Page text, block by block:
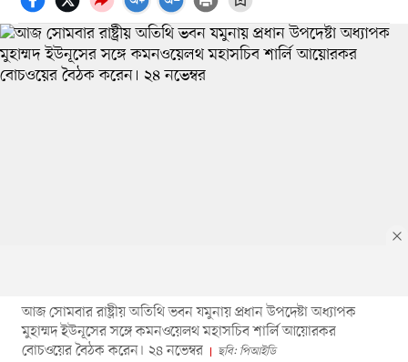
আজ সোমবার রাষ্ট্রীয় অতিথি ভবন যমুনায় প্রধান উপদেষ্টা অধ্যাপক
মুহাম্মদ ইউনূসের সঙ্গে কমনওয়েলথ মহাসচিব শার্লি আয়োরকর
বোচওয়ের বৈঠক করেন। ২৪ নভেম্বর
ছবি: পিআইডি